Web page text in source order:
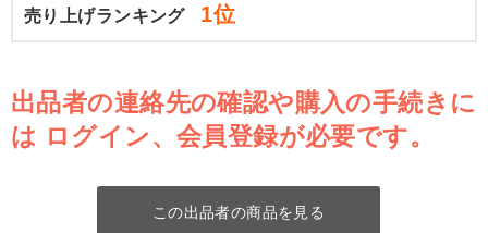
売り上げランキング 1位
出品者の連絡先の確認や購入の手続きに
は ログイン、会員登録が必要です。
この出品者の商品を見る